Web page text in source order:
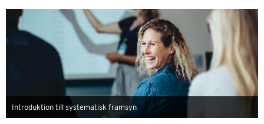
Introduktion till systematisk framsyn